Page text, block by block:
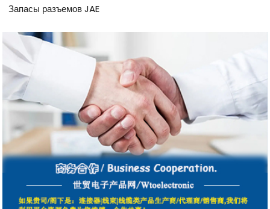
Запасы разъемов JAE